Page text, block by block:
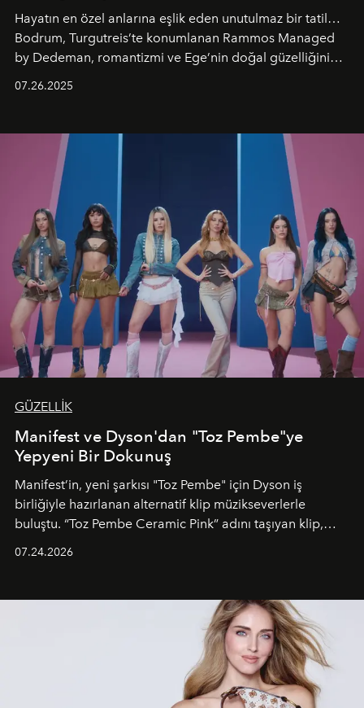
Hayatın en özel anlarına eşlik eden unutulmaz bir tatil…
Bodrum, Turgutreis’te konumlanan Rammos Managed
by Dedeman, romantizmi ve Ege’nin doğal güzelliğini
07.26.2025
GÜZELLİK
Manifest ve Dyson'dan "Toz Pembe"ye
Yepyeni Bir Dokunuş
Manifest’in, yeni şarkısı "Toz Pembe" için Dyson iş
birliğiyle hazırlanan alternatif klip müzikseverlerle
buluştu. “Toz Pembe Ceramic Pink” adını taşıyan klip,
unsurlarından biri olarak öne çıkıyor.
07.24.2026